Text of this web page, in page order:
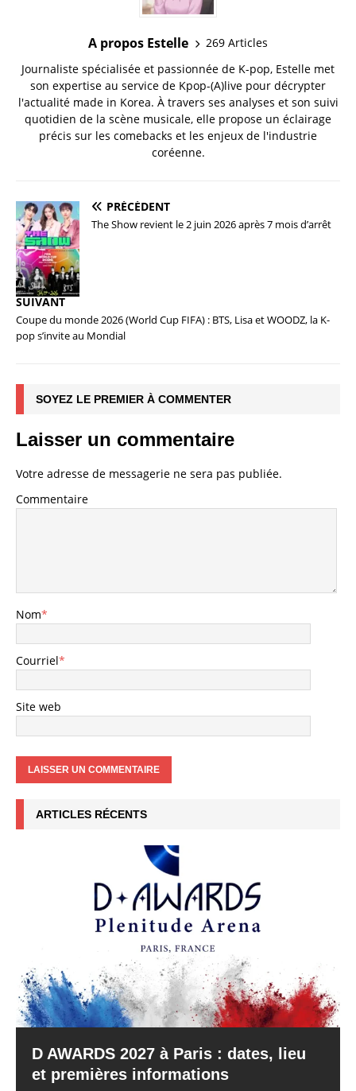
A propos Estelle
269 Articles
Journaliste spécialisée et passionnée de K-pop, Estelle met
son expertise au service de Kpop-(A)live pour décrypter
l'actualité made in Korea. À travers ses analyses et son suivi
quotidien de la scène musicale, elle propose un éclairage
précis sur les comebacks et les enjeux de l'industrie
coréenne.
PRÉCÉDENT
The Show revient le 2 juin 2026 après 7 mois d’arrêt
SUIVANT
Coupe du monde 2026 (World Cup FIFA) : BTS, Lisa et WOODZ, la K-
pop s’invite au Mondial
SOYEZ LE PREMIER À COMMENTER
Laisser un commentaire
Votre adresse de messagerie ne sera pas publiée.
Commentaire
Nom*
Courriel*
Site web
ARTICLES RÉCENTS
D AWARDS 2027 à Paris : dates, lieu
et premières informations